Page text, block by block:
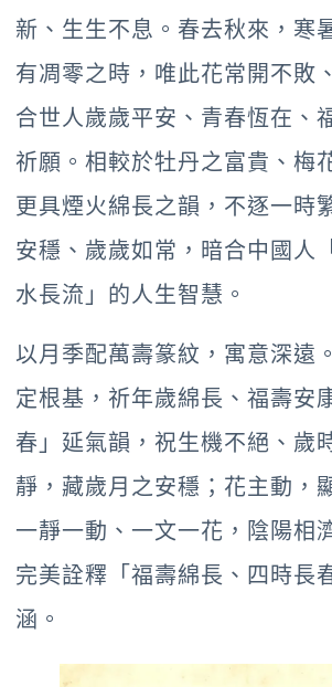
新、生生不息。春去秋來，寒
有凋零之時，唯此花常開不敗
合世人歲歲平安、青春恆在、
祈願。相較於牡丹之富貴、梅
更具煙火綿長之韻，不逐一時
安穩、歲歲如常，暗合中國人
水長流」的人生智慧。
以月季配萬壽篆紋，寓意深遠
定根基，祈年歲綿長、福壽安
春」延氣韻，祝生機不絕、歲
靜，藏歲月之安穩；花主動，
一靜一動、一文一花，陰陽相
完美詮釋「福壽綿長、四時長
涵。